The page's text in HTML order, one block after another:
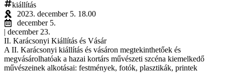
kiállítás
2023. december 5. 18.00
december 5.
| december 23.
II. Karácsonyi Kiállítás és Vásár
A II. Karácsonyi kiállítás és vásáron megtekinthetőek és
megvásárolhatóak a hazai kortárs művészeti szcéna kiemelkedő
művészeinek alkotásai: festmények, fotók, plasztikák, printek